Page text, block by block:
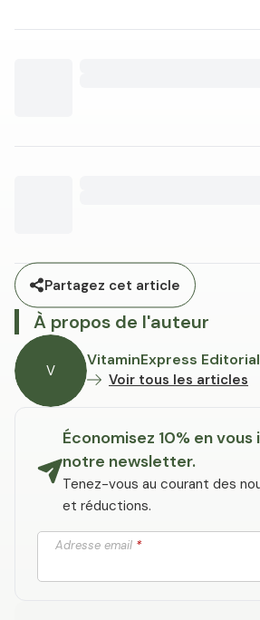
Partagez cet article
À propos de l'auteur
V
VitaminExpress
Voir tous les articles
Économisez 10% en
notre newsletter.
Tenez-vous au courant des
et réductions.
Adresse email *